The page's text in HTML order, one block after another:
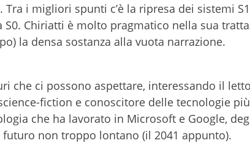
i migliori spunti c’è la ripresa dei sistemi
Chiriatti è molto pragmatico nella sua
la densa sostanza alla vuota narrazione.
che ci possono aspettare, interessando il
fiction e conoscitore delle tecnologie
che ha lavorato in Microsoft e Google,
non troppo lontano (il 2041 appunto).